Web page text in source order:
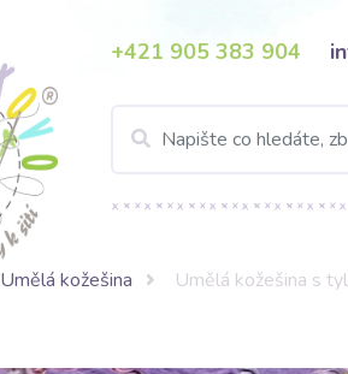
+421 905 383 904
Umělá kožešina Umělá kožešina s